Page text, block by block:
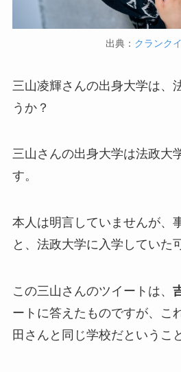
出典： クランク
三山凌輝さんの出身大学は、
うか？
三山さんの出身大学は法政大
す。
本人は明言していませんが、
と、法政大学に入学していた
この三山さんのツイートは、
ートに答えたものですが、こ
田さんと同じ学校だというこ